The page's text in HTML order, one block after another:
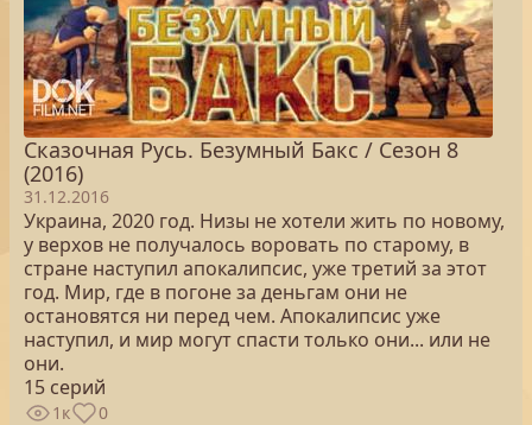
Сказочная Русь. Безумный Бакс / Сезон 8
(2016)
31.12.2016
Украина, 2020 год. Низы не хотели жить по новому,
у верхов не получалось воровать по старому, в
стране наступил апокалипсис, уже третий за этот
год. Мир, где в погоне за деньгам они не
остановятся ни перед чем. Апокалипсис уже
наступил, и мир могут спасти только они... или не
они.
15 серий
1к 0